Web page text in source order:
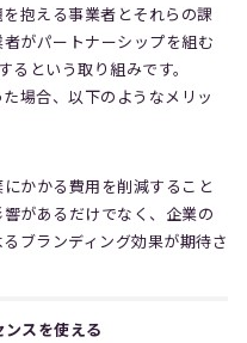
抱える事業者とそれらの課
がパートナーシップを組む
という取り組みです。
場合、以下のようなメリッ
かかる費用を削減すること
があるだけでなく、企業の
ブランディング効果が期待さ
スを使える